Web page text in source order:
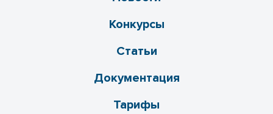
Конкурсы
Статьи
Документация
Тарифы